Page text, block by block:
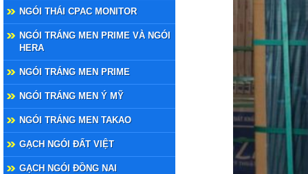
NGÓI THÁI CPAC MONITOR
NGÓI TRÁNG MEN PRIME VÀ NGÓI
HERA
NGÓI TRÁNG MEN PRIME
NGÓI TRÁNG MEN Ý MỸ
NGÓI TRÁNG MEN TAKAO
GẠCH NGÓI ĐẤT VIỆT
GẠCH NGÓI ĐỒNG NAI